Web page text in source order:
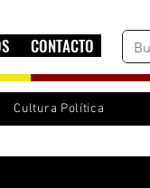
CONTACTO
Cultura Política